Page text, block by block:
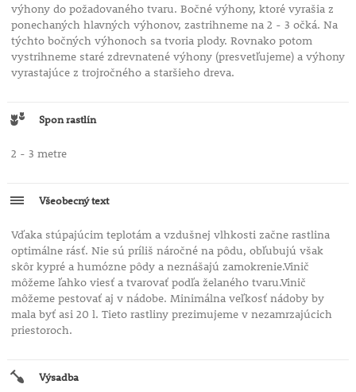
výhony do požadovaného tvaru. Bočné výhony, ktoré vyrašia z
ponechaných hlavných výhonov, zastrihneme na 2 - 3 očká. Na
týchto bočných výhonoch sa tvoria plody. Rovnako potom
vystrihneme staré zdrevnatené výhony (presvetľujeme) a výhony
vyrastajúce z trojročného a staršieho dreva.
Spon rastlín
2 - 3 metre
Všeobecný text
Vďaka stúpajúcim teplotám a vzdušnej vlhkosti začne rastlina
optimálne rásť. Nie sú príliš náročné na pôdu, obľubujú však
skôr kypré a humózne pôdy a neznášajú zamokrenie.Vinič
môžeme ľahko viesť a tvarovať podľa želaného tvaru.Vinič
môžeme pestovať aj v nádobe. Minimálna veľkosť nádoby by
mala byť asi 20 l. Tieto rastliny prezimujeme v nezamrzajúcich
priestoroch.
Výsadba